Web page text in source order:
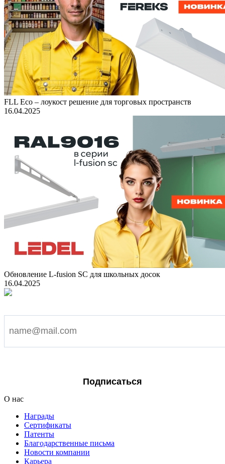
FLL Eco – лоукост решение для торговых пространств
16.04.2025
Обновление L-fusion SC для школьных досок
16.04.2025
Подписаться
О нас
Награды
Сертификаты
Патенты
Благодарственные письма
Новости компании
Карьера